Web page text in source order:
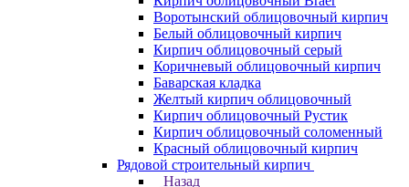
Воротынский облицовочный кирпич
Белый облицовочный кирпич
Кирпич облицовочный серый
Коричневый облицовочный кирпич
Баварская кладка
Желтый кирпич облицовочный
Кирпич облицовочный Рустик
Кирпич облицовочный соломенный
Красный облицовочный кирпич
Рядовой строительный кирпич
Назад